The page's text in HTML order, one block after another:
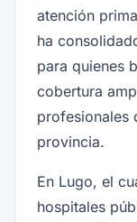
atención
ha
para quienes
cobertura
profesionales
provincia.
En Lugo, el
hospitales